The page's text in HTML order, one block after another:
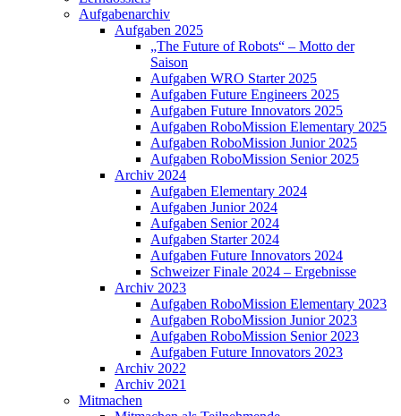
Aufgabenarchiv
Aufgaben 2025
„The Future of Robots“ – Motto der
Saison
Aufgaben WRO Starter 2025
Aufgaben Future Engineers 2025
Aufgaben Future Innovators 2025
Aufgaben RoboMission Elementary 2025
Aufgaben RoboMission Junior 2025
Aufgaben RoboMission Senior 2025
Archiv 2024
Aufgaben Elementary 2024
Aufgaben Junior 2024
Aufgaben Senior 2024
Aufgaben Starter 2024
Aufgaben Future Innovators 2024
Schweizer Finale 2024 – Ergebnisse
Archiv 2023
Aufgaben RoboMission Elementary 2023
Aufgaben RoboMission Junior 2023
Aufgaben RoboMission Senior 2023
Aufgaben Future Innovators 2023
Archiv 2022
Archiv 2021
Mitmachen